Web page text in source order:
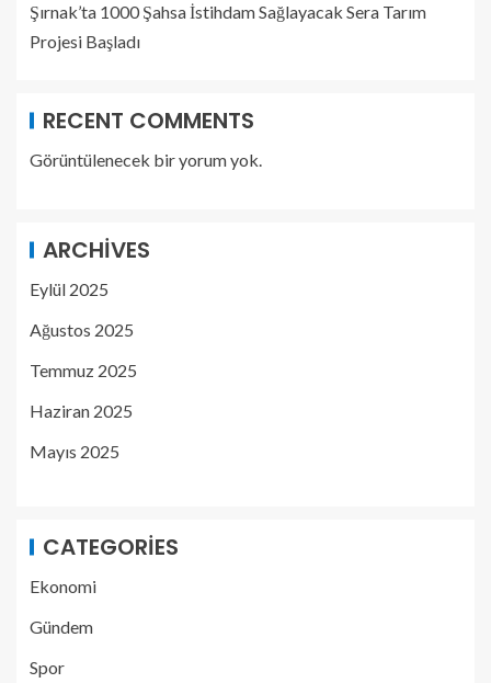
Şırnak’ta 1000 Şahsa İstihdam Sağlayacak Sera Tarım
Projesi Başladı
RECENT COMMENTS
Görüntülenecek bir yorum yok.
ARCHIVES
Eylül 2025
Ağustos 2025
Temmuz 2025
Haziran 2025
Mayıs 2025
CATEGORIES
Ekonomi
Gündem
Spor